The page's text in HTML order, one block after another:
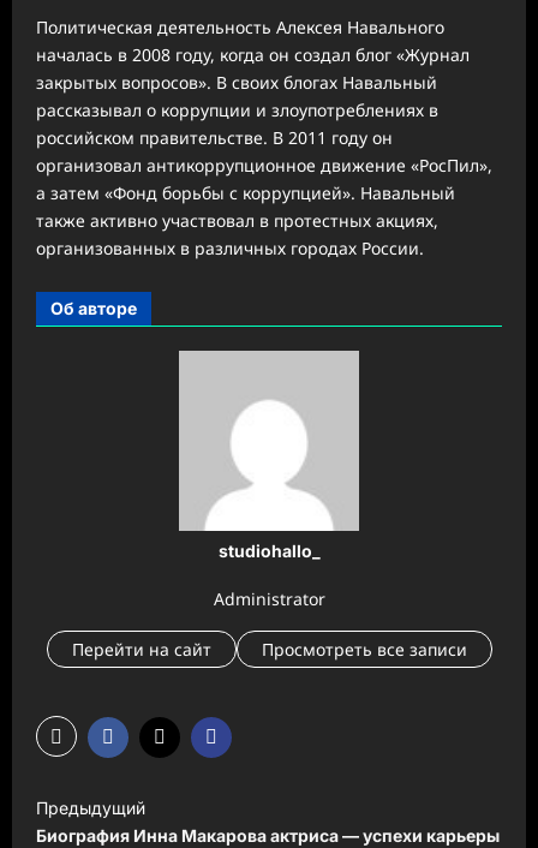
Политическая деятельность Алексея Навального
началась в 2008 году, когда он создал блог «Журнал
закрытых вопросов». В своих блогах Навальный
рассказывал о коррупции и злоупотреблениях в
российском правительстве. В 2011 году он
организовал антикоррупционное движение «РосПил»,
а затем «Фонд борьбы с коррупцией». Навальный
также активно участвовал в протестных акциях,
организованных в различных городах России.
Об авторе
studiohallo_
Administrator
Перейти на сайт Просмотреть все записи
Н
а
Предыдущий
Биография Инна Макарова актриса — успехи карьеры